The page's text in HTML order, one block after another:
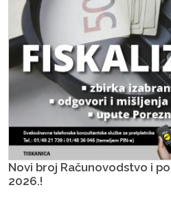
Novi broj Računovodstvo i
2026.!